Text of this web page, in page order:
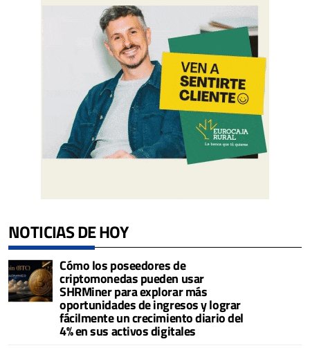
NOTICIAS DE HOY
Cómo los poseedores de
criptomonedas pueden usar
SHRMiner para explorar más
oportunidades de ingresos y lograr
fácilmente un crecimiento diario del
4% en sus activos digitales